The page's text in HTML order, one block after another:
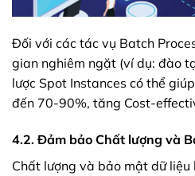
Đối với các tác vụ Batch
gian nghiêm ngặt (ví dụ: đào
lược Spot Instances có thể
đến 70-90%, tăng Cost-
4.2. Đảm bảo Chất lượng và
Chất lượng và bảo mật dữ liệu